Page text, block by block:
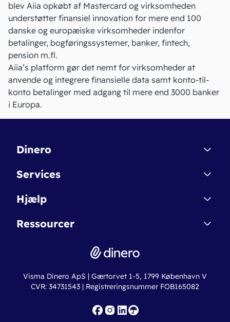
blev Aiia opkøbt af Mastercard og virksomheden
understøtter finansiel innovation for mere end 100
danske og europæiske virksomheder indenfor
betalinger, bogføringssystemer, banker, fintech,
pension m.fl.
Aiia’s platform gør det nemt for virksomheder at
anvende og integrere finansielle data samt konto-til-
konto betalinger med adgang til mere end 3000 banker
i Europa.
Dinero
Kontakt
Betingelser & Sikkerhed
Nye funktioner
Services
Dinero Starter
Dinero Pro
Erhvervslån
Fakturaskabeloner
Hjælp
Regnskabsordbogen
Online regnskabskurser
Ressourcer
Ny virksomhed
Iværksætterlegat
Visma Dinero ApS | Gærtorvet 1-5, 1799 København V
CVR: 34731543 | Registreringsnummer FOB165082